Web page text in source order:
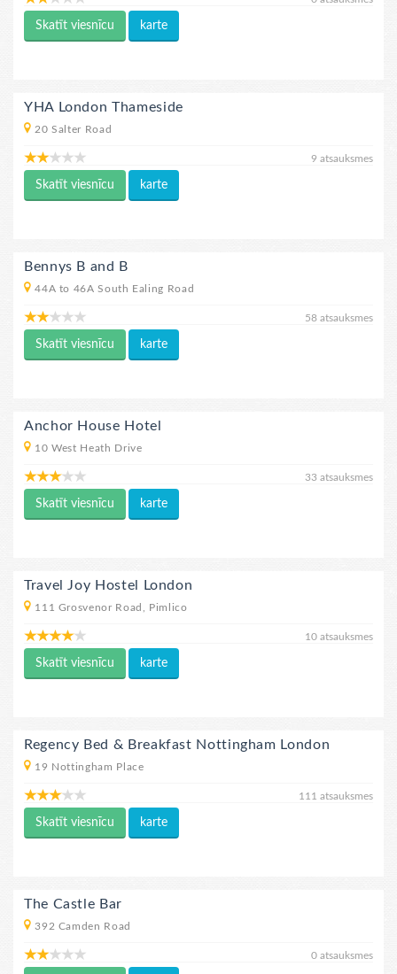
Skatīt viesnīcu karte
YHA London Thameside
20 Salter Road
9 atsauksmes
Skatīt viesnīcu karte
Bennys B and B
44A to 46A South Ealing Road
58 atsauksmes
Skatīt viesnīcu karte
Anchor House Hotel
10 West Heath Drive
33 atsauksmes
Skatīt viesnīcu karte
Travel Joy Hostel London
111 Grosvenor Road, Pimlico
10 atsauksmes
Skatīt viesnīcu karte
Regency Bed & Breakfast Nottingham London
19 Nottingham Place
111 atsauksmes
Skatīt viesnīcu karte
The Castle Bar
392 Camden Road
0 atsauksmes